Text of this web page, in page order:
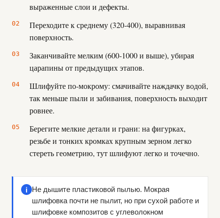
выраженные слои и дефекты.
Переходите к среднему (320-400), выравнивая
поверхность.
Заканчивайте мелким (600-1000 и выше), убирая
царапины от предыдущих этапов.
Шлифуйте по-мокрому: смачивайте наждачку водой,
так меньше пыли и забивания, поверхность выходит
ровнее.
Берегите мелкие детали и грани: на фигурках,
резьбе и тонких кромках крупным зерном легко
стереть геометрию, тут шлифуют легко и точечно.
i
Не дышите пластиковой пылью. Мокрая
шлифовка почти не пылит, но при сухой работе и
шлифовке композитов с углеволокном